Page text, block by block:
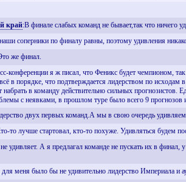
край:В финале слабых команд не бывает,так что ничего
соперники по финалу равны, поэтому удивления
же финал.
конференции я ж писал, что Феникс будет чемпионом,
в порядке, что подтверждается лидерством по
набрать в команду действительно сильных
с неявками, в прошлом туре было всего 9 прогнозов
двух первых команд.А мы в свою очередь
то лучше стартовал, кто-то похуже. Удивляться будем
удивляет. А я предлагал команде не пускать их в
меня было бы не удивительно лидерство Империала и